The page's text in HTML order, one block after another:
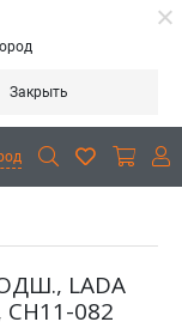
Закрыть
LADA
082